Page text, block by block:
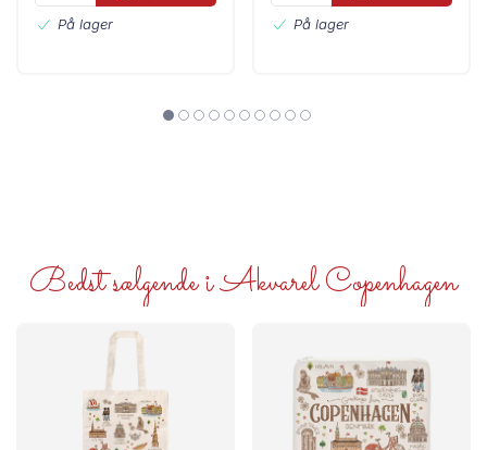
På lager På lager
Bedst sælgende i Akvarel Copenhagen